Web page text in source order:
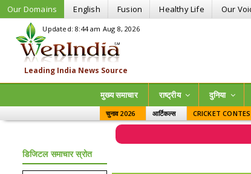
Our Domains English Fusion Healthy Life Our
Updated: 8:44 am Aug 8, 2026
मुख्य समाचार राष्ट्रीय दुनिया
चुनाव 2026 आर्टिकल्स CRICKET
डिजिटल समाचार स्रोत